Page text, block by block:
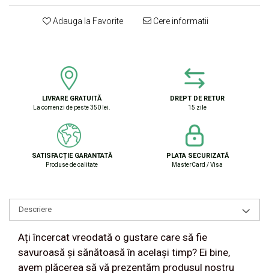
Adauga la Favorite Cere informatii
LIVRARE GRATUITĂ
La comenzi de peste 350 lei.
DREPT DE RETUR
15 zile
SATISFACȚIE GARANTATĂ
Produse de calitate
PLATA SECURIZATĂ
MasterCard / Visa
Descriere
Ați încercat vreodată o gustare care să fie
savuroasă și sănătoasă în același timp? Ei bine,
avem plăcerea să vă prezentăm produsul nostru